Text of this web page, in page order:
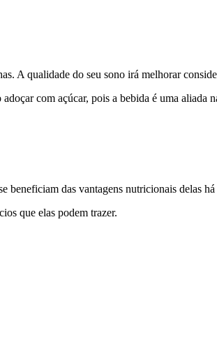
A qualidade do seu sono irá melhorar
com açúcar, pois a bebida é uma aliada
beneficiam das vantagens nutricionais delas há
que elas podem trazer.